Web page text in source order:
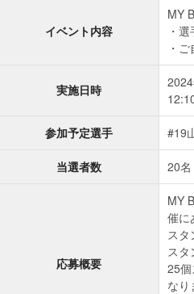
イベント内容
MY
選
ご
実施日時
参加予定選手 #19
当選者数 20名
応募概要
MY
催に
スタ
スタ
25個
なり